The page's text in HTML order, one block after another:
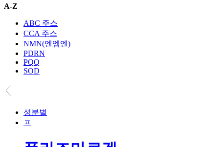
A-Z
ABC 주스
CCA 주스
NMN(엔엠엔)
PDRN
PQQ
SOD
성분별
ㅍ